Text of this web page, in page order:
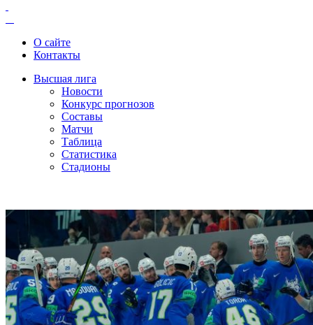
О сайте
Контакты
Высшая лига
Новости
Конкурс прогнозов
Составы
Матчи
Таблица
Статистика
Стадионы